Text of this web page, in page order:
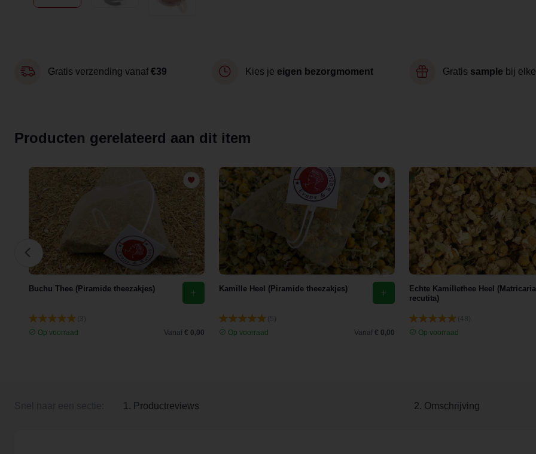
Gratis verzending vanaf €39 Kies je eigen bezorgmoment Gratis sample bij
Producten gerelateerd aan dit item
Buchu Thee (Piramide theezakjes)
Op voorraad
Vanaf € 0,00
Kamille Heel (Piramide theezakjes)
Op voorraad
Vanaf € 0,00
Echte Kamillethee Heel (Matricaria
recutita)
Op voorraad
1. Productreviews 2. Omschrijving